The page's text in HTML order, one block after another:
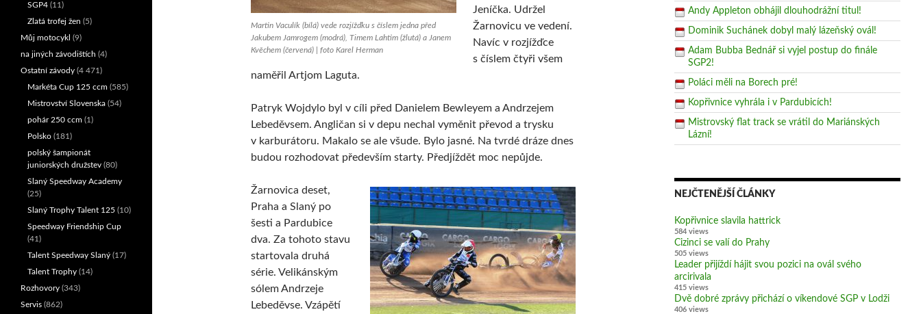
Martin Vaculík (bílá) vede rozjížďku s číslem jedna před
Jakubem Jamrogem (modrá), Timem Lahtim (žlutá) a Janem
Kvěchem (červená) | foto Karel Herman
Jeníčka. Udržel
Žarnovicu ve vedení.
Navíc v rozjížďce
s číslem čtyři všem
naměřil Artjom Laguta.
Patryk Wojdylo byl v cíli před Danielem Bewleyem a Andrzejem
Lebeděvsem. Angličan si v depu nechal vyměnit převod a trysku
v karburátoru. Makalo se ale všude. Bylo jasné. Na tvrdé dráze dnes
budou rozhodovat především starty. Předjíždět moc nepůjde.
Žarnovica deset,
Praha a Slaný po
šesti a Pardubice
dva. Za tohoto stavu
startovala druhá
série. Velikánským
sólem Andrzeje
Lebeděvse. Vzápětí
Andy Appleton obhájil dlouhodrážní titul!
Dominik Suchánek dobyl malý lázeňský ovál!
Adam Bubba Bednář si vyjel postup do finále
SGP2!
Poláci měli na Borech pré!
Kopřivnice vyhrála i v Pardubicích!
Mistrovský flat track se vrátil do Mariánských
Lázní!
NEJČTENĚJŠÍ ČLÁNKY
Kopřivnice slavila hattrick
584 views
Cizinci se valí do Prahy
505 views
Leader přijíždí hájit svou pozici na ovál svého
arcirivala
415 views
Dvě dobré zprávy přichází o víkendové SGP v Lodži
406 views
SGP4 (11)
Zlatá trofej žen (5)
Můj motocykl (9)
na jiných závodištích (4)
Ostatní závody (4 471)
Markéta Cup 125 ccm (585)
Mistrovství Slovenska (54)
pohár 250 ccm (1)
Polsko (181)
polský šampionát
juniorských družstev (80)
Slaný Speedway Academy
(25)
Slaný Trophy Talent 125 (10)
Speedway Friendship Cup
(41)
Talent Speedway Slaný (17)
Talent Trophy (14)
Rozhovory (343)
Servis (862)